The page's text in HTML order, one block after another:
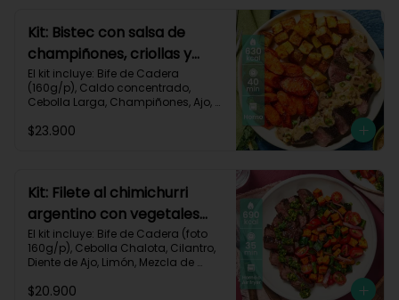
Proteínas 36g
Kit: Bistec con salsa de
champiñones, criollas y
zanahorias asadas-87
El kit incluye: Bife de Cadera
(160g/p), Caldo concentrado,
Cebolla Larga, Champiñones, Ajo,
Cream, Zanahoria, Receta Impresa.
$23.900
Kit: Filete al chimichurri
argentino con vegetales
horneados-110
El kit incluye: Bife de Cadera (foto
160g/p), Cebolla Chalota, Cilantro,
Diente de Ajo, Limón, Mezcla de
Verde, Tomate Tipo Cherry,
$20.900